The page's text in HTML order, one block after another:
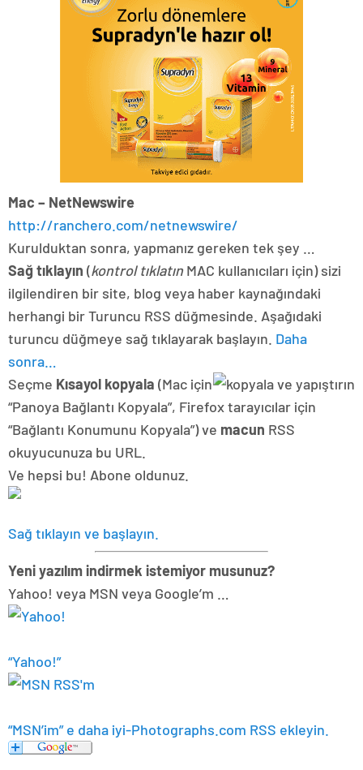
Mac – NetNewswire
http://ranchero.com/netnewswire/
Kurulduktan sonra, yapmanız gereken tek şey …
Sağ tıklayın (kontrol tıklatın MAC kullanıcıları için) sizi
ilgilendiren bir site, blog veya haber kaynağındaki
herhangi bir Turuncu RSS düğmesinde. Aşağıdaki
turuncu düğmeye sağ tıklayarak başlayın. Daha
sonra…
Seçme Kısayol kopyala (Mac için
“Panoya Bağlantı Kopyala”, Firefox tarayıcılar için
“Bağlantı Konumunu Kopyala”) ve macun RSS
okuyucunuza bu URL.
Ve hepsi bu! Abone oldunuz.
Sağ tıklayın ve başlayın.
Yeni yazılım indirmek istemiyor musunuz?
Yahoo! veya MSN veya Google’m …
“Yahoo!”
“MSN’im” e daha iyi-Photographs.com RSS ekleyin.